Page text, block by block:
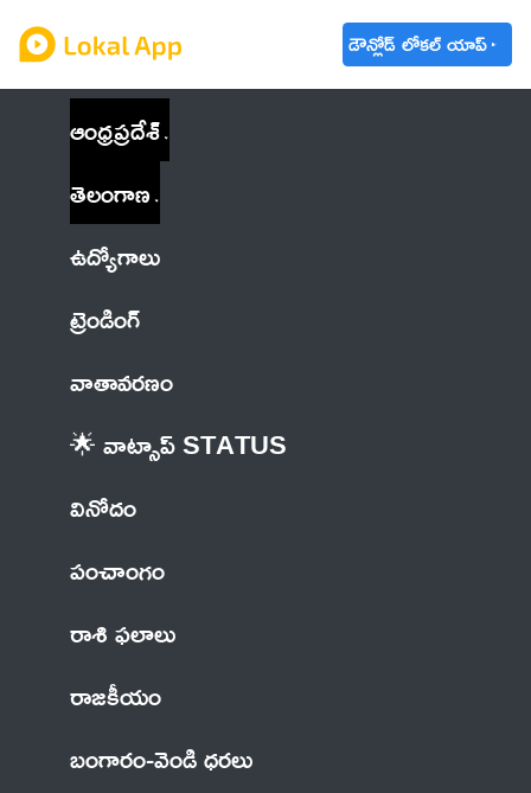
డౌన్లోడ్ లోకల్ యాప్
ఆంధ్రప్రదేశ్
తెలంగాణ
ఉద్యోగాలు
ట్రెండింగ్
వాతావరణం
🌟 వాట్సాప్ STATUS
వినోదం
పంచాంగం
రాశి ఫలాలు
రాజకీయం
బంగారం-వెండి ధరలు